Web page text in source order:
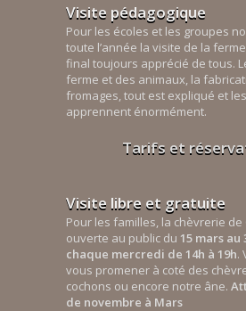
Visite pédagogique
Pour les écoles et les groupes
toute l’année la visite de la
final toujours apprécié de tous.
ferme et des animaux, la
fromages, tout est expliqué et
apprennent énormément.
Tarifs et
Visite libre et gratuite
Pour les familles, la chèvrerie
ouverte au public du 15 mars au
chaque mercredi de 14h à 19h.
vous promener à coté des
cochons ou encore notre âne.
de novembre à Mars